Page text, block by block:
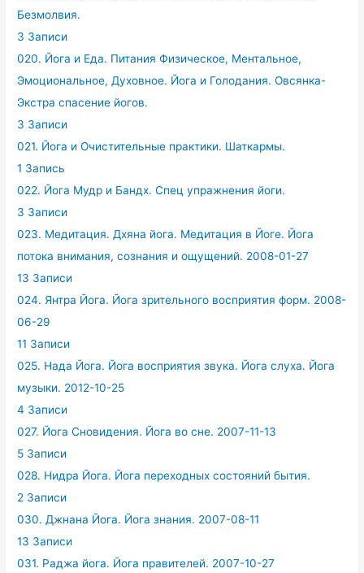
Безмолвия.
3 Записи
020. Йога и Еда. Питания Физическое, Ментальное,
Эмоциональное, Духовное. Йога и Голодания. Овсянка-
Экстра спасение йогов.
3 Записи
021. Йога и Очистительные практики. Шаткармы.
1 Запись
022. Йога Мудр и Бандх. Спец упражнения йоги.
3 Записи
023. Медитация. Дхяна йога. Медитация в Йоге. Йога
потока внимания, сознания и ощущений. 2008-01-27
13 Записи
024. Янтра Йога. Йога зрительного восприятия форм. 2008-
06-29
11 Записи
025. Нада Йога. Йога восприятия звука. Йога слуха. Йога
музыки. 2012-10-25
4 Записи
027. Йога Сновидения. Йога во сне. 2007-11-13
5 Записи
028. Нидра Йога. Йога переходных состояний бытия.
2 Записи
030. Джнана Йога. Йога знания. 2007-08-11
13 Записи
031. Раджа йога. Йога правителей. 2007-10-27